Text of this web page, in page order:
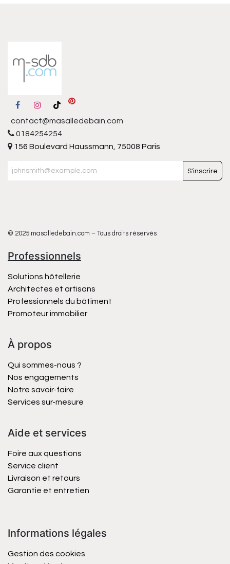
contact@masalledebain.com
0184254254
156 Boulevard Haussmann, 75008 Paris
S'inscrire
© 2025 masalledebain.com – Tous droits réservés
Professionnels
Solutions hôtellerie
Architectes et artisans
Professionnels du bâtiment
Promoteur immobilier
À propos
Qui sommes-nous ?
Nos engagements
Notre savoir-faire
Services sur-mesure
Aide et services
Foire aux questions
Service client
Livraison et retours
Garantie et entretien
Informations légales
Gestion des cookies